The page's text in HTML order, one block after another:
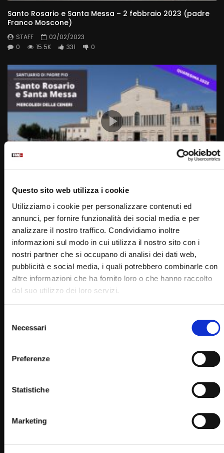
Questo sito web utilizza i cookie
Utilizziamo i cookie per personalizzare contenuti ed
annunci, per fornire funzionalità dei social media e per
analizzare il nostro traffico. Condividiamo inoltre
informazioni sul modo in cui utilizza il nostro sito con i
nostri partner che si occupano di analisi dei dati web,
pubblicità e social media, i quali potrebbero combinarle con
altre informazioni che ha fornito loro o che hanno raccolto
dal suo utilizzo dei loro servizi.
delNecessari
Preferenze
Statistiche
Marketing
Santo Rosario e Santa Messa – 2 febbraio 2023 (padre
Franco Moscone)
STAFF
02/02/2023
0
15.5K 331 0
Santa Rosario e Santa Messa – 22 febbraio 2023 –
Mercoledì delle Ceneri (fr. Francesco Dileo)
STAFF
22/02/2023
0
15.5K 280 0
02:21:10
aprile 2021